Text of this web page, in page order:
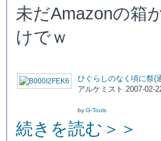
未だAmazonの箱
けでｗ
ひぐらしのなく頃に祭(
アルケミスト 2007-02-
by G-Tools
続きを読む＞＞